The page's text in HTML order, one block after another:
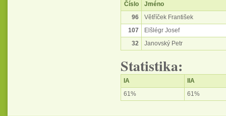
Číslo
Jméno
96
Větříček František
107
Elšlégr Josef
32
Janovský Petr
Statistika:
IA
IIA
61%
61%